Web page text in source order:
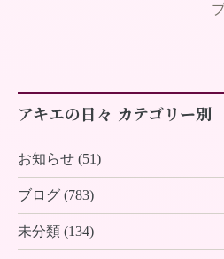
アキエの日々 カテゴリー別
お知らせ (51)
ブログ (783)
未分類 (134)